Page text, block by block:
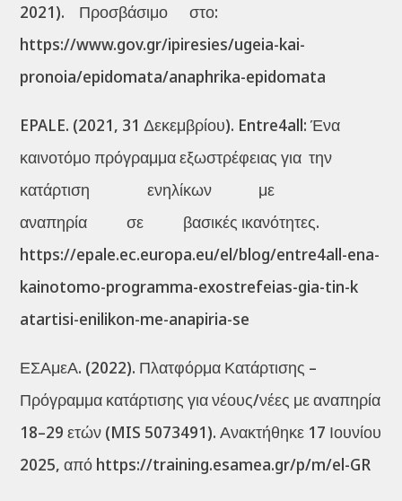
2021). Προσβάσιμο στο:
https://www.gov.gr/ipiresies/ugeia-kai-
pronoia/epidomata/anaphrika-epidomata
EPALE. (2021, 31 Δεκεμβρίου). Entre4all: Ένα
καινοτόμο πρόγραμμα εξωστρέφειας για την
κατάρτιση ενηλίκων με
αναπηρία σε βασικές ικανότητες.
https://epale.ec.europa.eu/el/blog/entre4all-ena-
kainotomo-programma-exostrefeias-gia-tin-k
atartisi-enilikon-me-anapiria-se
ΕΣΑμεΑ. (2022). Πλατφόρμα Κατάρτισης –
Πρόγραμμα κατάρτισης για νέους/νέες με αναπηρία
18–29 ετών (MIS 5073491). Ανακτήθηκε 17 Ιουνίου
2025, από https://training.esamea.gr/p/m/el-GR